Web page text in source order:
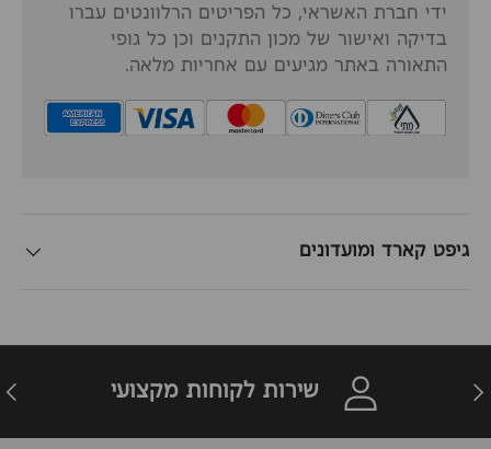
ידי חברת האשראי, כל הפריטים הרלוונטים עברו
בדיקה ואישור של מכון התקנים וכן כל גופי
התאורה באתר מגיעים עם אחריות מלאה.
גיפט קארד ומועדונים
חזרה שירות לקוחות מקצועי